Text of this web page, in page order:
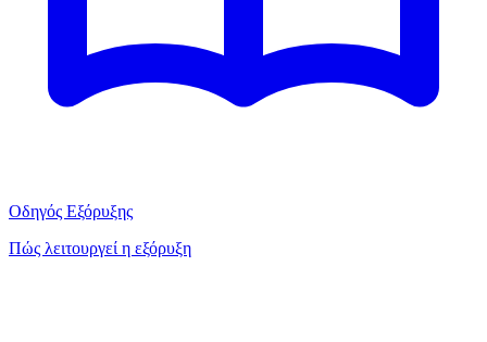
Οδηγός Εξόρυξης
Πώς λειτουργεί η εξόρυξη